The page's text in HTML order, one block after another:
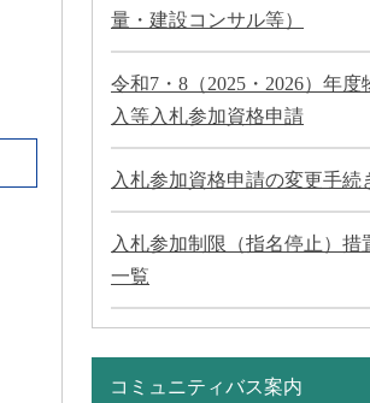
量・建設コンサル等）
令和7・8（2025・2026）年度
入等入札参加資格申請
入札参加資格申請の変更手続
入札参加制限（指名停止）措
一覧
コミュニティバス案内